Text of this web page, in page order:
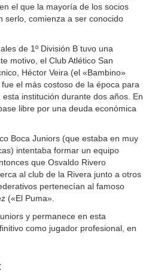
el que la mayoría de los socios
serlo, comienza a ser conocido
de 1º División B tuvo una
motivo, el Club Atlético San
Héctor Veira (el «Bambino»
el más costoso de la época para
institución durante dos años. En
libre por una deuda económica
Boca Juniors (que estaba en muy
intentaba formar un equipo
que Osvaldo Rivero
al club de la Rivera junto a otros
pertenecían al famoso
(«El Puma».
y permanece en esta
como jugador profesional, en